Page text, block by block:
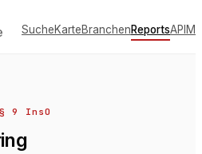
SucheKarteBranchenReportsAPI
§ 9 InsO